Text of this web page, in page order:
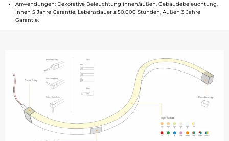
Anwendungen: Dekorative Beleuchtung innen/außen, Gebäudebeleuchtung.
Innen 5 Jahre Garantie, Lebensdauer ≥ 50.000 Stunden, Außen 3 Jahre
Garantie.